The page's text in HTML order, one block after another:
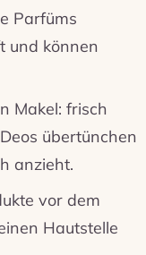
Parfüms
und können
Makel: frisch
übertünchen
anzieht.
vor dem
Hautstelle